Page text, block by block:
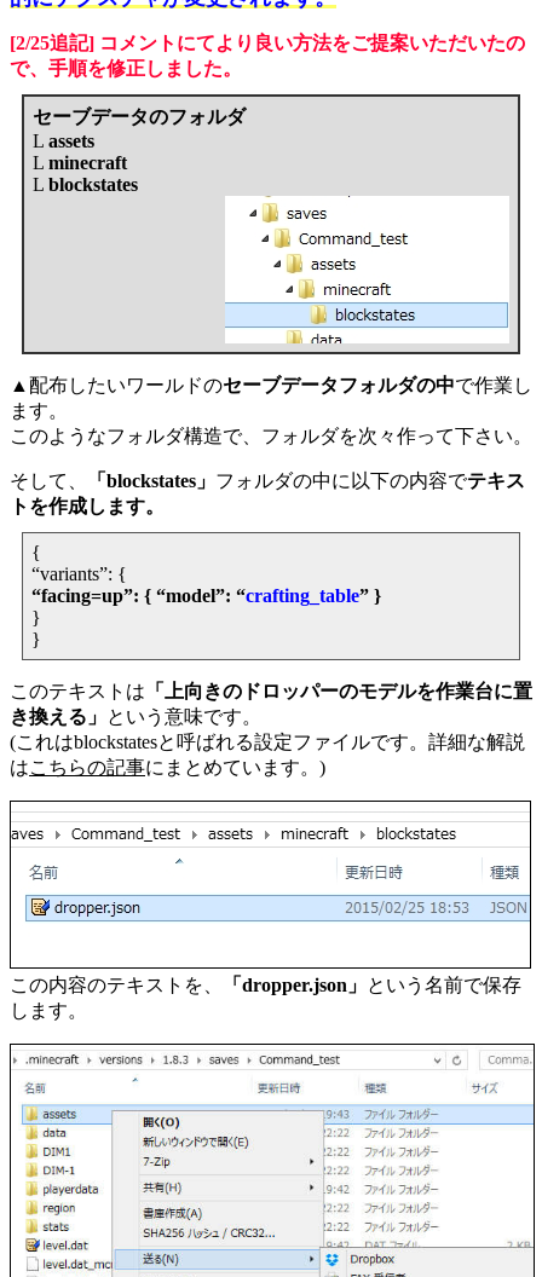
[2/25追記] コメントにてより良い方法をご提案いただいたの
で、手順を修正しました。
セーブデータのフォルダ
L assets
L minecraft
L blockstates
▲配布したいワールドのセーブデータフォルダの中で作業し
ます。
このようなフォルダ構造で、フォルダを次々作って下さい。
そして、 「blockstates」 フォルダの中に以下の内容でテキス
トを作成します。
{
“variants”: {
“facing=up”: { “model”: “crafting_table” }
}
}
このテキストは 「上向きのドロッパーのモデルを作業台に置
き換える」 という意味です。
(これはblockstatesと呼ばれる設定ファイルです。詳細な解説
はこちらの記事にまとめています。)
この内容のテキストを、 「dropper.json」 という名前で保存
します。